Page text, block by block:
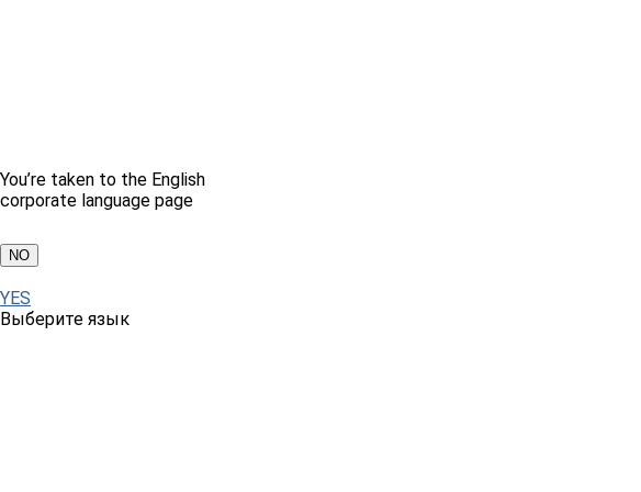
You’re taken to the English
corporate language page
NO
YES
Выберите язык